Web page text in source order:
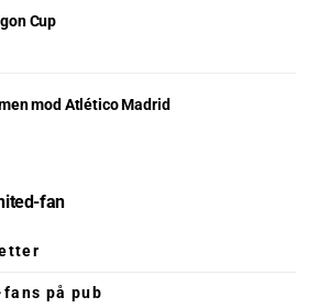
Cup
mod Atlético Madrid
fan
på pub